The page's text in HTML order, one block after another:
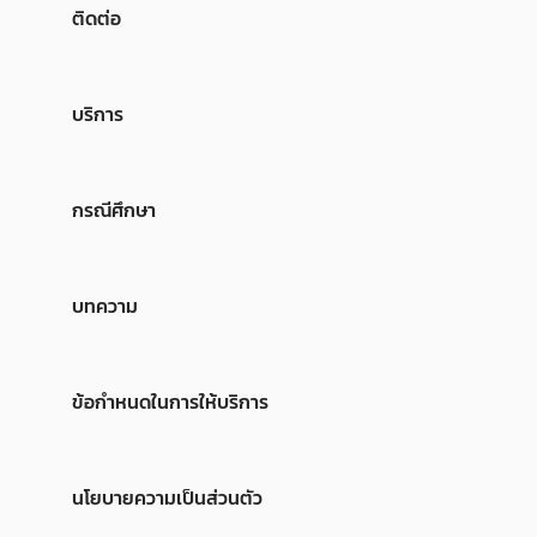
ติดต่อ
บริการ
กรณีศึกษา
บทความ
ข้อกำหนดในการให้บริการ
นโยบายความเป็นส่วนตัว